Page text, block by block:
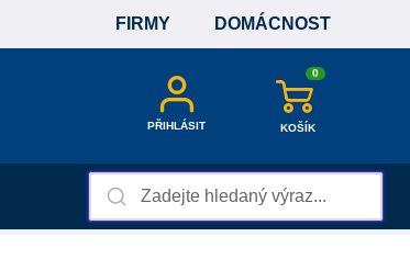
FIRMY DOMÁCNOST
PŘIHLÁSIT
0
KOŠÍK